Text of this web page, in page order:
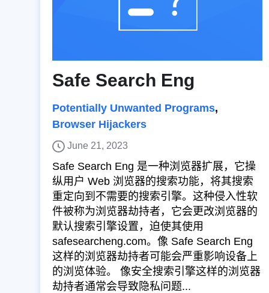
Safe Search Eng
Potentially Unwanted Programs,
Browser Hijackers
June 21, 2023
Safe Search Eng 是一种浏览器扩展，它操
纵用户 Web 浏览器的搜索功能，将其搜索
重定向到不需要的搜索引擎。这种侵入性软
件被称为浏览器劫持者，它会更改浏览器的
默认搜索引擎设置，迫使其使用
safesearcheng.com。像 Safe Search Eng
这样的浏览器劫持者可能会严重影响设备上
的浏览体验。 像安全搜索引擎这样的浏览器
劫持者通常会导致隐私问题...